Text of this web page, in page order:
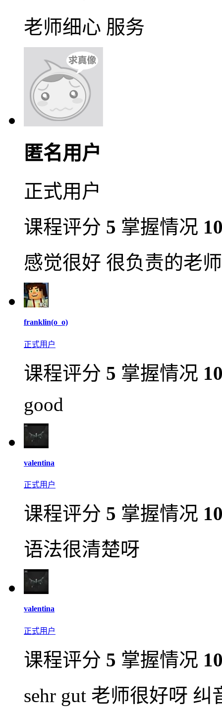
老师细心 服务
匿名用户
正式用户
课程评分 5 掌握情况
感觉很好 很负责的老师
franklin(o_o)
正式用户
课程评分 5 掌握情况
good
valentina
正式用户
课程评分 5 掌握情况
语法很清楚呀
valentina
正式用户
课程评分 5 掌握情况
sehr gut 老师很好呀 纠